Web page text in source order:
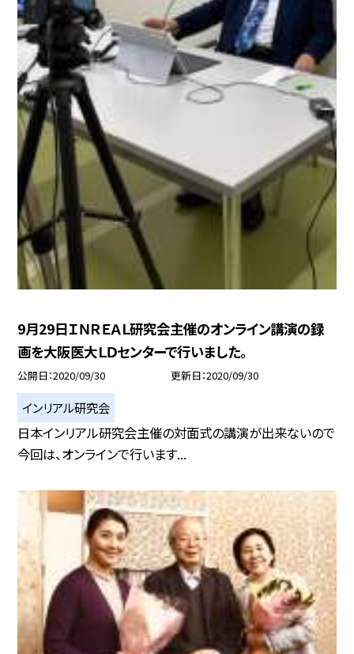
9月29日ＩＮＲＥＡＬ研究会主催のオンライン講演の録
画を大阪医大ＬＤセンターで行いました。
公開日 2020/09/30 更新日 2020/09/30
インリアル研究会
日本インリアル研究会主催の対面式の講演が出来ないので
今回は、オンラインで行います...